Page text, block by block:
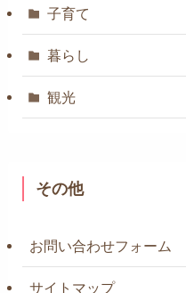
子育て
暮らし
観光
その他
お問い合わせフォーム
サイトマップ